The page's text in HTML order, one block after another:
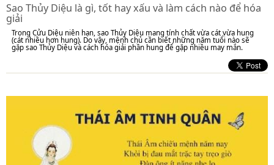
Sao Thủy Diệu là gì, tốt hay xấu và làm cách nào để hóa
giải
Trong Cửu Diệu niên hạn, sao Thủy Diệu mang tính chất vừa cát vừa hung
(cát nhiều hơn hung). Do vậy, mệnh chủ cần biết những năm tuổi nào sẽ
gặp sao Thủy Diệu và cách hóa giải phần hung để gặp nhiều may mắn.